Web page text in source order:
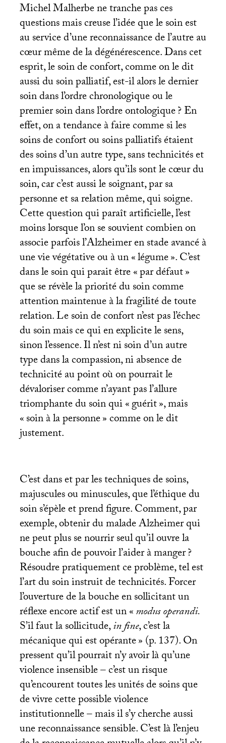
Michel Malherbe ne tranche pas ces
questions mais creuse l’idée que le soin est
au service d’une reconnaissance de l’autre au
cœur même de la dégénérescence. Dans cet
esprit, le soin de confort, comme on le dit
aussi du soin palliatif, est-il alors le dernier
soin dans l’ordre chronologique ou le
premier soin dans l’ordre ontologique? En
effet, on a tendance à faire comme si les
soins de confort ou soins palliatifs étaient
des soins d’un autre type, sans technicités et
en impuissances, alors qu’ils sont le cœur du
soin, car c’est aussi le soignant, par sa
personne et sa relation même, qui soigne.
Cette question qui paraît artificielle, l’est
moins lorsque l’on se souvient combien on
associe parfois l’Alzheimer en stade avancé à
une vie végétative ou à un «légume». C’est
dans le soin qui parait être «par défaut»
que se révèle la priorité du soin comme
attention maintenue à la fragilité de toute
relation. Le soin de confort n’est pas l’échec
du soin mais ce qui en explicite le sens,
sinon l’essence. Il n’est ni soin d’un autre
type dans la compassion, ni absence de
technicité au point où on pourrait le
dévaloriser comme n’ayant pas l’allure
triomphante du soin qui «guérit», mais
«soin à la personne» comme on le dit
justement.
C’est dans et par les techniques de soins,
majuscules ou minuscules, que l’éthique du
soin s’épèle et prend figure. Comment, par
exemple, obtenir du malade Alzheimer qui
ne peut plus se nourrir seul qu’il ouvre la
bouche afin de pouvoir l’aider à manger?
Résoudre pratiquement ce problème, tel est
l’art du soin instruit de technicités. Forcer
l’ouverture de la bouche en sollicitant un
réflexe encore actif est un «modus operandi.
S’il faut la sollicitude,in fine, c’est la
mécanique qui est opérante» (p. 137). On
pressent qu’il pourrait n’y avoir là qu’une
violence insensible – c’est un risque
qu’encourent toutes les unités de soins que
de vivre cette possible violence
institutionnelle – mais il s’y cherche aussi
une reconnaissance sensible. C’est là l’enjeu